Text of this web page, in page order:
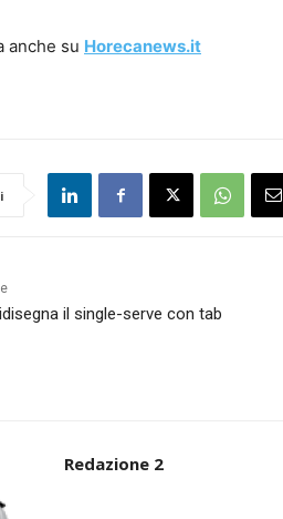
anche su Horecanews.it
il single-serve con tab
Redazione 2